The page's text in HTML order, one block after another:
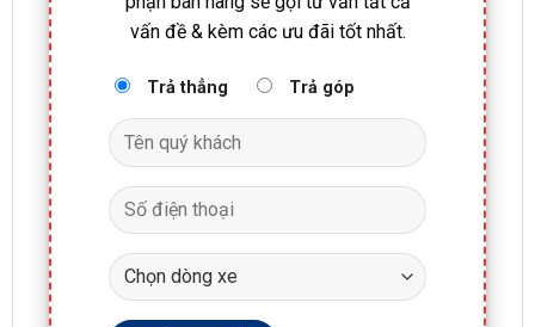
vấn đề & kèm các ưu đãi tốt nhất.
Trả thẳng Trả góp